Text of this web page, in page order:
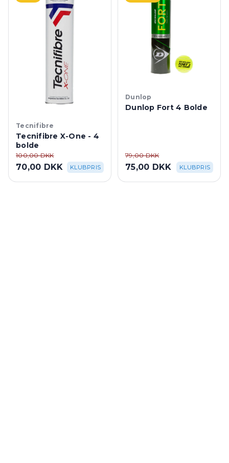
Tecnifibre
Tecnifibre X-One - 4
bolde
100,00 DKK
70,00 DKK KLUBPRIS
Dunlop
Dunlop Fort 4 Bolde
79,00 DKK
75,00 DKK KLUBPRIS